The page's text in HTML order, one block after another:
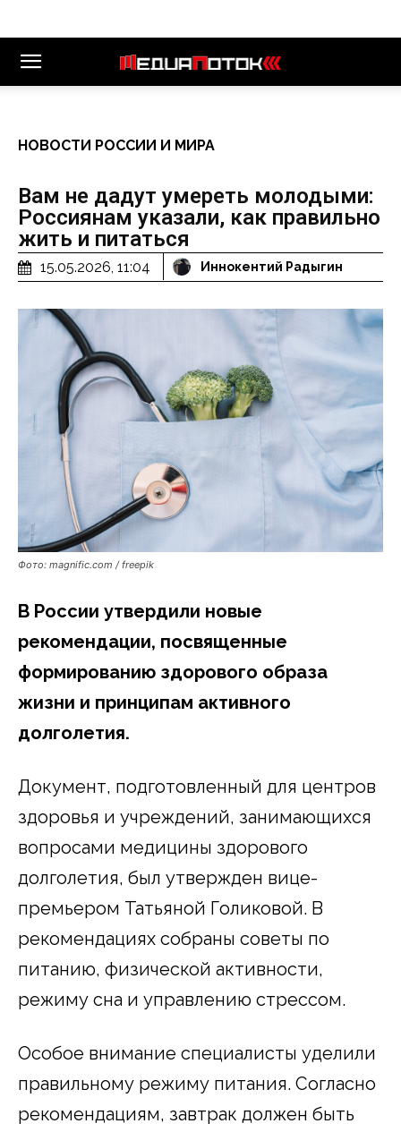
НОВОСТИ РОССИИ И МИРА
Вам не дадут умереть молодыми:
Россиянам указали, как правильно
жить и питаться
15.05.2026, 11:04 Иннокентий Радыгин
Фото: magnific.com / freepik
В России утвердили новые
рекомендации, посвященные
формированию здорового образа
жизни и принципам активного
долголетия.
Документ, подготовленный для центров
здоровья и учреждений, занимающихся
вопросами медицины здорового
долголетия, был утвержден вице-
премьером Татьяной Голиковой. В
рекомендациях собраны советы по
питанию, физической активности,
режиму сна и управлению стрессом.
Особое внимание специалисты уделили
правильному режиму питания. Согласно
рекомендациям, завтрак должен быть